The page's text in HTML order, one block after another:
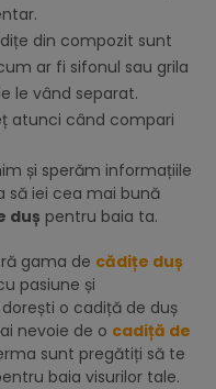
din compozit sunt
ar fi sifonul sau grila
le vând separat.
atunci când compari
și sperăm informațiile
să iei cea mai bună
duș pentru baia ta.
gama de cădițe duș
pasiune și
o cadiță de duș
nevoie de o cadiță de
sunt pregătiți să te
baia visurilor tale.